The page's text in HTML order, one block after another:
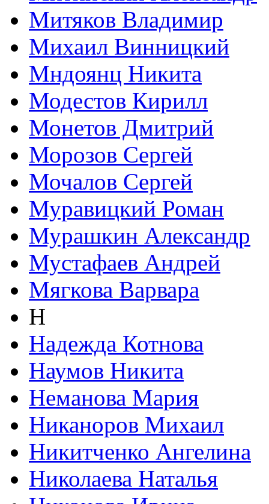
Митяков Владимир
Михаил Винницкий
Мндоянц Никита
Модестов Кирилл
Монетов Дмитрий
Морозов Сергей
Мочалов Сергей
Муравицкий Роман
Мурашкин Александр
Мустафаев Андрей
Мягкова Варвара
Н
Надежда Котнова
Наумов Никита
Неманова Мария
Никаноров Михаил
Никитченко Ангелина
Николаева Наталья